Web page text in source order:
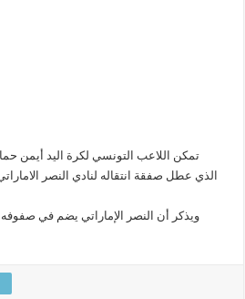
تمكن اللاعب التونسي لكرة اليد أيمن
الذي عطل صفقة انتقاله لنادي النصر
ويذكر أن النصر الإماراتي يضم في